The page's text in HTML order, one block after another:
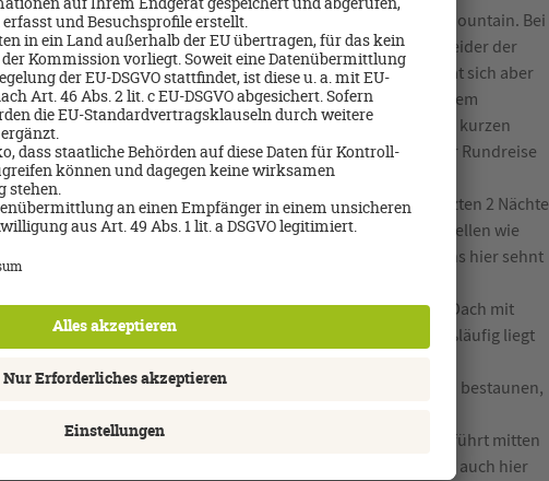
Sky Tram, diese bring einen in 7 Minuten auf den Whistler Mountain. Bei
auf Japser und seine umliegende Bergwelt, uns hat leider der
vor Augen nicht mehr gesehen… Nach ein paar Minuten hat sich aber
lag das 1000m tiefer gelegene Tal im Sonnenschein vor einem
zurück Richtung Banff, unterwegs haben wir noch einen kurzen
türkisfarbene See ist ebenfalls ein MUSS und gehört zu jeder Rundreise
dem sich die Berge wunderschön spiegeln.
von unseren Campern verabschieden und durften für die letzten 2 Nächte
Hotel & Suites angekommen, konnten wir erstmal feststellen wie
Camperleben und dem Luxus im Hotel ausfällt. Spätestens hier sehnt
Lagerfeuerleben und dem Leben mitten in der Natur.
die man sich vorstellen kann, einen tollen Pool auf dem Dach mit
Bereich zum erholen und die Lage ist sehr zentral und fußläufig liegt
auch diverse Möglichkeiten die Bergwelt von oben zu bestaunen,
Mountain, dem Hausberg von Banff. Hier hat man einen
und seinen Bow Valley Parkway. Diese 50km lange Strecke führt mitten
trifft man hier ebenfalls Elche, Bären oder Wapitis. Aber auch hier